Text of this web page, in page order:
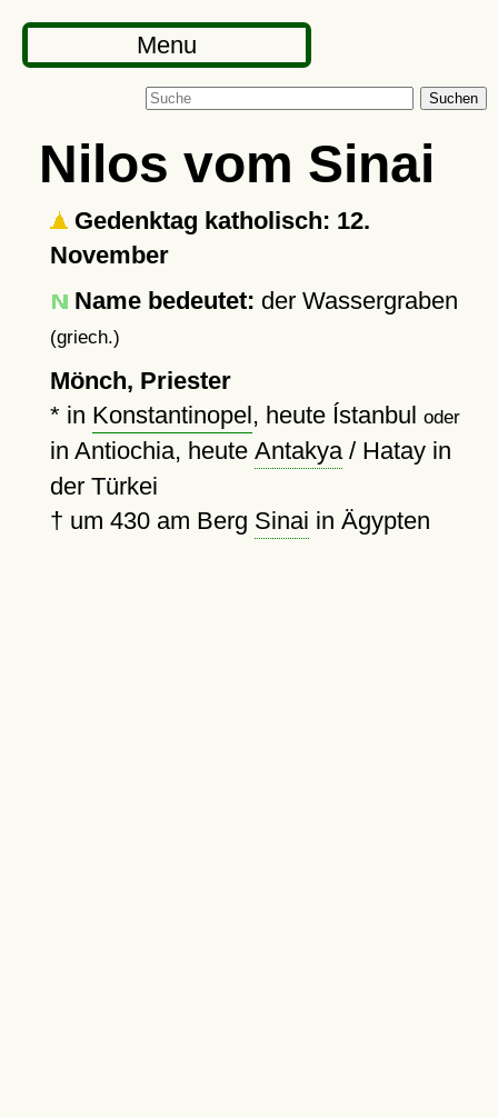
Menu
Suchen
Nilos vom Sinai
Gedenktag katholisch: 12.
November
Name bedeutet: der Wassergraben
(griech.)
Mönch, Priester
* in Konstantinopel, heute Ístanbul oder
in Antiochia, heute Antakya/ Hatay in
der Türkei
† um 430am Berg Sinai in Ägypten